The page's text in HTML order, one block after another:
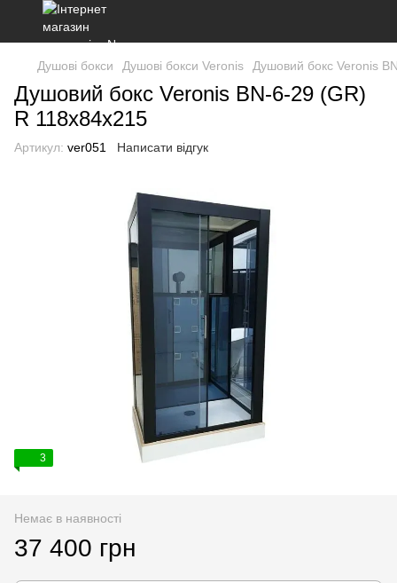
Душові бокси Душові бокси Veronis Душовий бокс Veronis
Душовий бокс Veronis BN-6-29 (GR)
R 118х84х215
Артикул: ver051 Написати відгук
3
Немає в наявності
37 400 грн